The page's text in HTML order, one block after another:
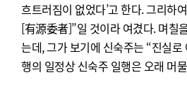
흐트러짐이 없었다’고 한다. 그리하
[有源委者]”일 것이라 여겼다. 며칠
는데, 그가 보기에 신숙주는 “진실
행의 일정상 신숙주 일행은 오래 머